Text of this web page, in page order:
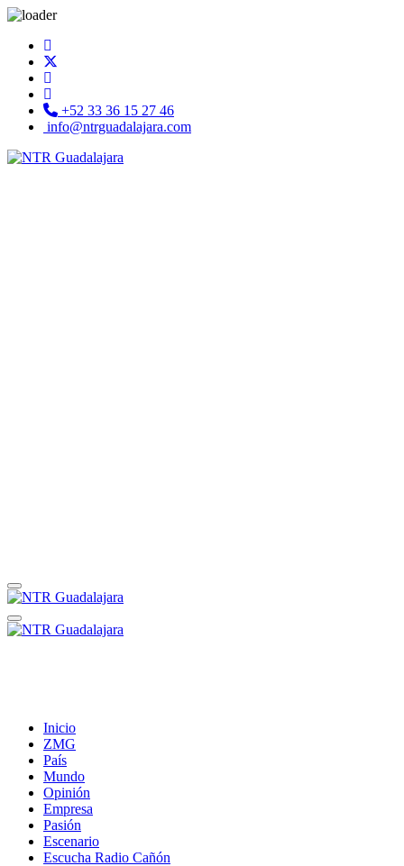
+52 33 36 15 27 46
info@ntrguadalajara.com
Inicio
ZMG
País
Mundo
Opinión
Empresa
Pasión
Escenario
Escucha Radio Cañón